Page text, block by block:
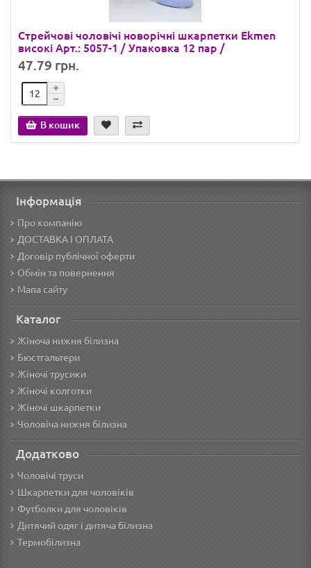
Стрейчові чоловічі новорічні шкарпетки Ekmen
високі Арт.: 5057-1 / Упаковка 12 пар /
47.79 грн.
В кошик
Інформація
Про компанію
ДОСТАВКА І ОПЛАТА
Договір публічної оферти
Обмін та повернення
Мапа сайту
Каталог
Жіноча нижня білизна
Бюстгальтери
Жіночі трусики
Жіночі колготки
Жіночі шкарпетки
Чоловіча нижня білизна
Додатково
Чоловічі труси
Шкарпетки для чоловіків
Футболки для чоловіків
Дитячий одяг і дитяча білизна
Термобілизна